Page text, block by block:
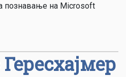
познавање на Microsoft